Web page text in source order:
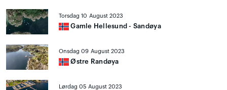
Torsdag 10 August 2023
Gamle Hellesund - Sandøya
Onsdag 09 August 2023
Østre Randøya
Lørdag 05 August 2023